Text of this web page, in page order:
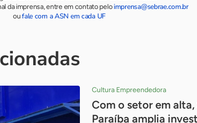
da imprensa, entre em contato peloimprensa@sebrae.com.br
oufale com a ASN em cada UF
Cultura Empreendedora
Com o setor em alta,
Paraíba amplia